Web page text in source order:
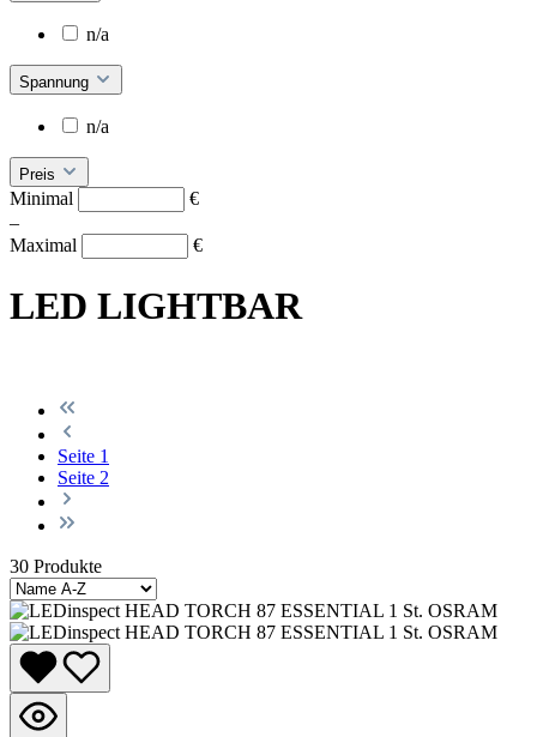
n/a
Spannung
n/a
Preis
Minimal
€
–
Maximal
€
LED LIGHTBAR
Seite 1
Seite 2
30 Produkte